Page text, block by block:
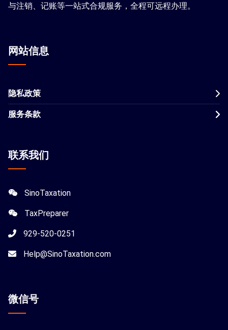
与注销、记账等一站式合规服务，全程可远程办理。
网站信息
隐私政策
服务条款
联系我们
SinoTaxation
TaxPreparer
929-520-0251
Help@SinoTaxation.com
微信号